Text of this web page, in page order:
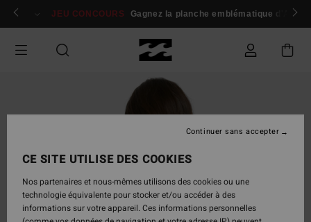
Passer
Se connecter / s'inscrire
JEU CONCOURS Gagnez la planche emblématique d'Andy
CE SITE UTILISE DES COOKIES
Nos partenaires et nous-mêmes utilisons des cookies ou une
technologie équivalente pour stocker et/ou accéder à des
informations sur votre appareil. Ces informations personnelles
Continuer sans accepter